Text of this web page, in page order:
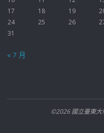
17
18 19
24
25 26
31
« 7 月
©2026 國立臺東大